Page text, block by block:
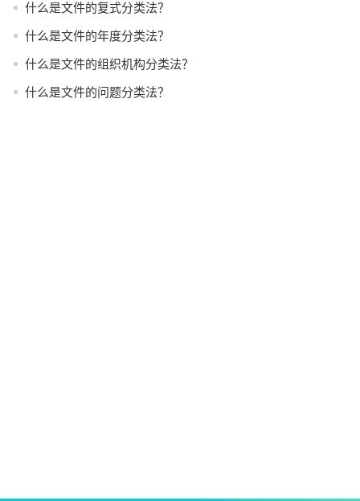
什么是文件的复式分类法？
什么是文件的年度分类法？
什么是文件的组织机构分类法？
什么是文件的问题分类法？